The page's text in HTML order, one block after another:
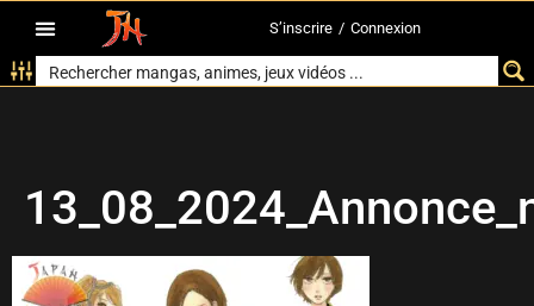
S’inscrire / Connexion